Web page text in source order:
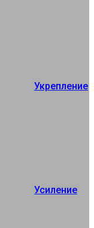
Укрепление
Усиление